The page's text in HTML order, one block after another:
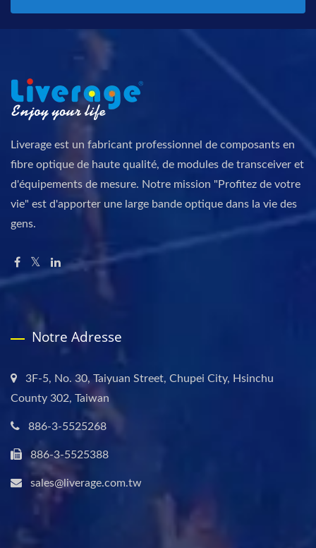
Liverage est un fabricant professionnel de composants en
fibre optique de haute qualité, de modules de transceiver et
d'équipements de mesure. Notre mission "Profitez de votre
vie" est d'apporter une large bande optique dans la vie des
gens.
Notre Adresse
3F-5, No. 30, Taiyuan Street, Chupei City, Hsinchu
County 302, Taiwan
886-3-5525268
886-3-5525388
sales@liverage.com.tw